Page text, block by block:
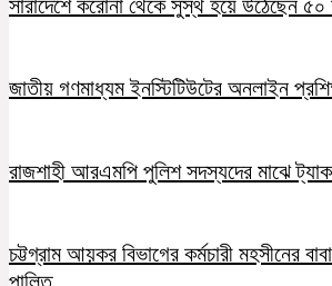
সারাদেশে করোনা থেকে সুস্থ হয়ে উঠেছেন ৫০
জাতীয় গণমাধ্যম ইনস্টিটিউটের অনলাইন
রাজশাহী আরএমপি পুলিশ সদস্যদের মাঝে
চট্টগ্রাম আয়কর বিভাগের কর্মচারী মহসীনের